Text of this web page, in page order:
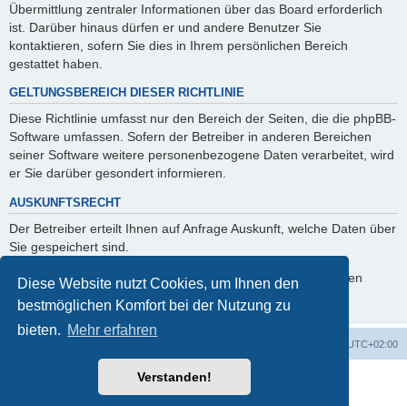
Diese Website nutzt Cookies, um Ihnen den
bestmöglichen Komfort bei der Nutzung zu
bieten. Mehr erfahren
Verstanden!
Übermittlung zentraler Informationen über das Board erforderlich
ist. Darüber hinaus dürfen er und andere Benutzer Sie
kontaktieren, sofern Sie dies in Ihrem persönlichen Bereich
gestattet haben.
GELTUNGSBEREICH DIESER RICHTLINIE
Diese Richtlinie umfasst nur den Bereich der Seiten, die die phpBB-
Software umfassen. Sofern der Betreiber in anderen Bereichen
seiner Software weitere personenbezogene Daten verarbeitet, wird
er Sie darüber gesondert informieren.
AUSKUNFTSRECHT
Der Betreiber erteilt Ihnen auf Anfrage Auskunft, welche Daten über
Sie gespeichert sind.
Sie können jederzeit die Löschung bzw. Sperrung Ihrer Daten
verlangen. Kontaktieren Sie hierzu bitte den Betreiber.
UTC+02:00
Powered byphpBB® Forum Software © phpBB Limited
phpBB.de